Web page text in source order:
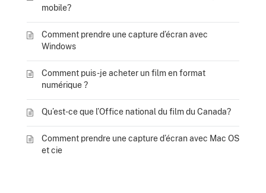
mobile?
Comment prendre une capture d’écran avec
Windows
Comment puis-je acheter un film en format
numérique ?
Qu’est-ce que l’Office national du film du Canada?
Comment prendre une capture d’écran avec Mac OS
et cie